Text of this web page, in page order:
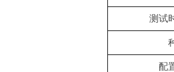
测试
配